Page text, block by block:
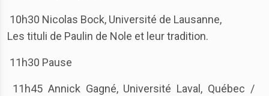
10h30 Nicolas Bock, Université de Lausanne,
Les tituli de Paulin de Nole et leur tradition.
11h30 Pause
11h45 Annick Gagné, Université Laval, Québec /